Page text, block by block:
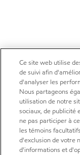
Ce site web utilise
de suivi afin
d'analyser les
Nous partageons
utilisation de notre
sociaux, de publicité
ne pas participer à
les témoins
d'exclusion de votre
d'informations et